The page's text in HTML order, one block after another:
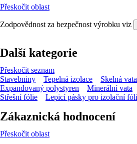
Přeskočit oblast
Zodpovědnost za bezpečnost výrobku viz
Další kategorie
Přeskočit seznam
Stavebniny
Tepelná izolace Skelná vata
Expandovaný polystyren
Minerální vata
Střešní fólie
Lepicí pásky pro izolační
Zákaznická hodnocení
Přeskočit oblast